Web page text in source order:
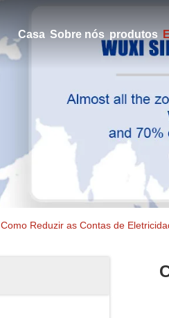
Casa Sobre nós produtos
Como Reduzir as Contas de